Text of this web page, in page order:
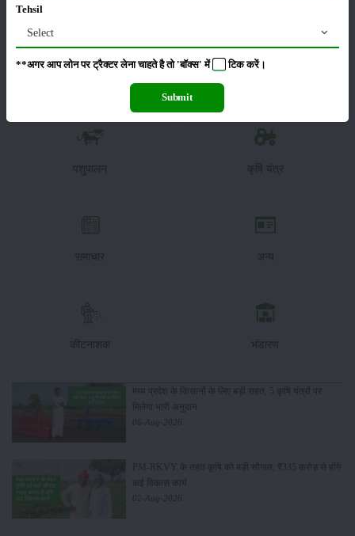
पशुपालन कृषि यंत्र
समाचार अन्य
कीटनाशक भंडारण
मध्य प्रदेश के किसानों के लिए बड़ी राहत, 5 कृषि यंत्रों पर
मिलेगा भारी अनुदान
06-Aug-2026
PM-RKVY के तहत कृषि को बड़ी सौगात, ₹335 करोड़ से होंगे
कई विकास कार्य
02-Aug-2026
Tehsil
Select
**अगर आप लोन पर ट्रैक्टर लेना चाहते है तो 'बॉक्स' में टिककरें।
Submit